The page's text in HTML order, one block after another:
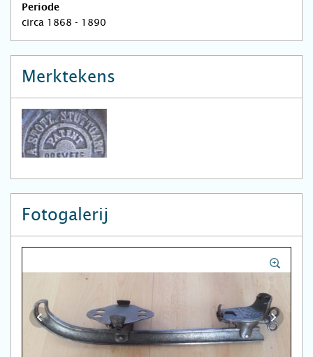
Periode
circa 1868 - 1890
Merktekens
Fotogalerij